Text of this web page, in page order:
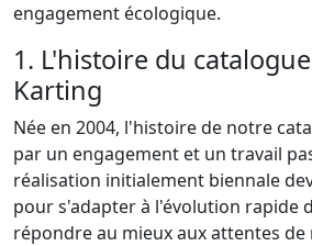
engagement écologique.
1. L'histoire du
Karting
Née en 2004, l'histoire de notre
par un engagement et un travail
réalisation initialement biennale
pour s'adapter à l'évolution rapide
répondre au mieux aux attentes